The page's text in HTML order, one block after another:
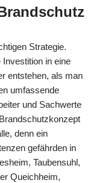
Strategie.
in eine
entstehen, als man
umfassende
und Sachwerte
denn ein
gefährden in
Taubensuhl,
Queichheim,